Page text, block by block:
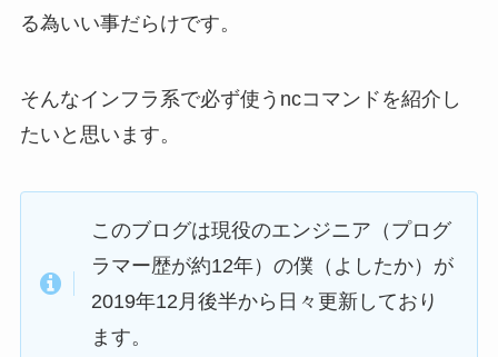
る為いい事だらけです。
そんなインフラ系で必ず使うncコマンドを紹介し
たいと思います。
このブログは現役のエンジニア（プログ
ラマー歴が約12年）の僕（よしたか）が
2019年12月後半から日々更新しており
ます。